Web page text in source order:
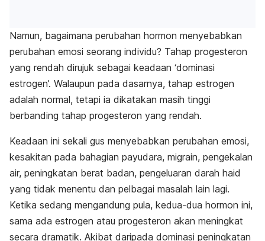
Namun, bagaimana perubahan hormon menyebabkan
perubahan emosi seorang individu? Tahap progesteron
yang rendah dirujuk sebagai keadaan ‘dominasi
estrogen’. Walaupun pada dasarnya, tahap estrogen
adalah normal, tetapi ia dikatakan masih tinggi
berbanding tahap progesteron yang rendah.
Keadaan ini sekali gus menyebabkan perubahan emosi,
kesakitan pada bahagian payudara, migrain, pengekalan
air, peningkatan berat badan, pengeluaran darah haid
yang tidak menentu dan pelbagai masalah lain lagi.
Ketika sedang mengandung pula, kedua-dua hormon ini,
sama ada estrogen atau progesteron akan meningkat
secara dramatik. Akibat daripada dominasi peningkatan